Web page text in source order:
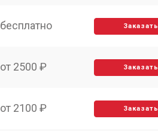
бесплатно Заказать
от 2500 ₽ Заказать
от 2100 ₽ Заказать